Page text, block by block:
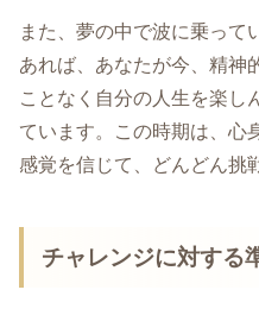
また、夢の中で波に乗って
あれば、あなたが今、精神
ことなく自分の人生を楽し
ています。この時期は、心
感覚を信じて、どんどん挑
チャレンジに対する